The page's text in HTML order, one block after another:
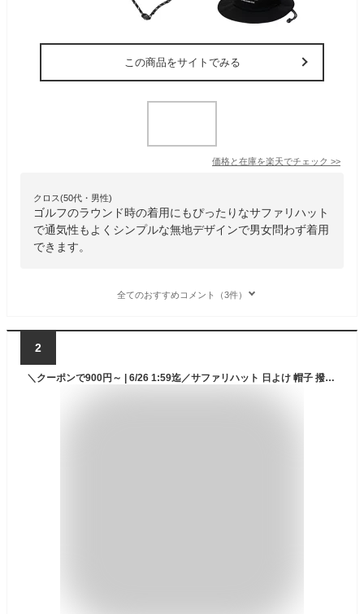
この商品をサイトでみる
価格と在庫を楽天でチェック >>
クロス(50代・男性)
ゴルフのラウンド時の着用にもぴったりなサファリハット
で通気性もよくシンプルな無地デザインで男女問わず着用
できます。
全てのおすすめコメント（3件）
2
＼クーポンで900円～ | 6/26 1:59迄／サファリハット 日よけ 帽子 撥水 UVカット メンズ レディース バケットハット 紐付き 紫外線対策 首ガード アドベンチャーハット 折りたたみ 通気性 ミリタリー 釣り 登山 キャンプ 夏フェス 自転車 深め ゴルフ 大きい